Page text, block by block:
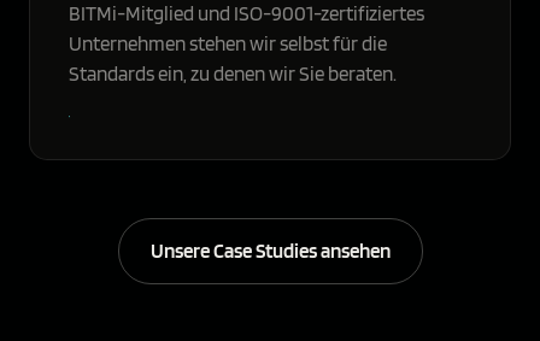
BITMi-Mitglied und ISO-9001-zertifiziertes
Unternehmen stehen wir selbst für die
Standards ein, zu denen wir Sie beraten.
Unsere Case Studies ansehen